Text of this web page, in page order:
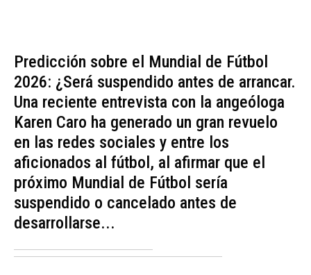
Predicción sobre el Mundial de Fútbol
2026: ¿Será suspendido antes de arrancar.
Una reciente entrevista con la angeóloga
Karen Caro ha generado un gran revuelo
en las redes sociales y entre los
aficionados al fútbol, al afirmar que el
próximo Mundial de Fútbol sería
suspendido o cancelado antes de
desarrollarse...